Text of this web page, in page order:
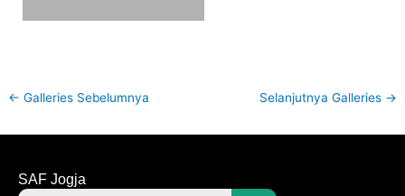
← Galleries Sebelumnya Selanjutnya Galleries →
SAF Jogja